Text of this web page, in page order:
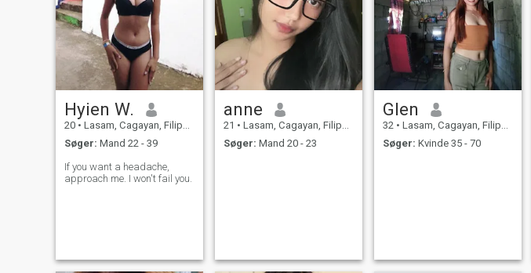
Hyien W.
20 • Lasam, Cagayan, Filippinerne
Søger: Mand 22 - 39
If you want a headache,
approach me. I won't fail you.
anne
21 • Lasam, Cagayan, Filippinerne
Søger: Mand 20 - 23
Glen
32 • Lasam, Cagayan, Filippinerne
Søger: Kvinde 35 - 70